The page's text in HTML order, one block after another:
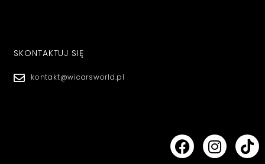
SKONTAKTUJ SIĘ
kontakt@wicarsworld.pl